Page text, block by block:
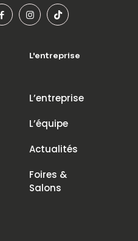
L'entreprise
L’entreprise
L’équipe
Actualités
Foires &
Salons